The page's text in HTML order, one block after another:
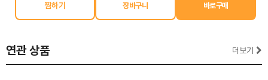
찜하기
연관 상품 더보기